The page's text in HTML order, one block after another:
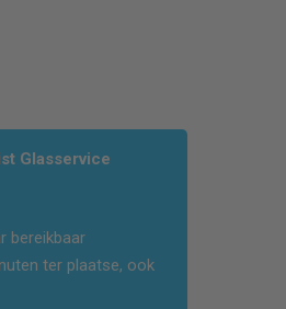
Glasservice
bereikbaar
ter plaatse, ook